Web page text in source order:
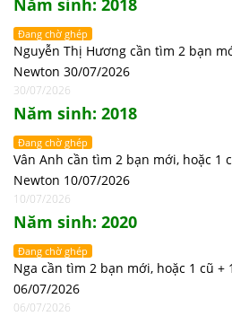
Năm sinh: 2018
Đang chờ ghép
Nguyễn Thị Hương cần tìm 2 bạn
Newton 30/07/2026
30/07/2026
Năm sinh: 2018
Đang chờ ghép
Vân Anh cần tìm 2 bạn mới, hoặc 1
Newton 10/07/2026
10/07/2026
Năm sinh: 2020
Đang chờ ghép
Nga cần tìm 2 bạn mới, hoặc 1 cũ +
06/07/2026
06/07/2026